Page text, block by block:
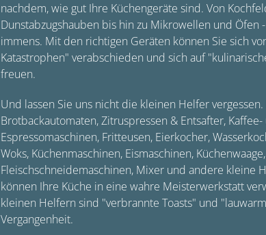
nachdem, wie gut Ihre Küchengeräte sind. Von
Dunstabzugshauben bis hin zu Mikrowellen und Öfen
immens. Mit den richtigen Geräten können Sie sich
Katastrophen" verabschieden und sich auf
freuen.
Und lassen Sie uns nicht die kleinen Helfer
Brotbackautomaten, Zitruspressen & Entsafter, Kaffee-
Espressomaschinen, Fritteusen, Eierkocher,
Woks, Küchenmaschinen, Eismaschinen, Küchenwaage,
Fleischschneidemaschinen, Mixer und andere kleine
können Ihre Küche in eine wahre Meisterwerkstatt
kleinen Helfern sind "verbrannte Toasts" und
Vergangenheit.